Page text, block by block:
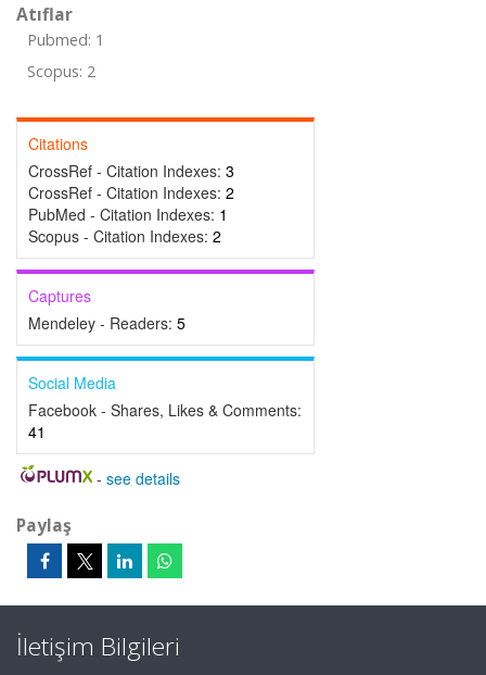
Atıflar
Pubmed: 1
Scopus: 2
Citations
CrossRef - Citation Indexes: 3
CrossRef - Citation Indexes: 2
PubMed - Citation Indexes: 1
Scopus - Citation Indexes: 2
Captures
Mendeley - Readers: 5
Social Media
Facebook - Shares, Likes & Comments:
41
- see details
Paylaş
İletişim Bilgileri